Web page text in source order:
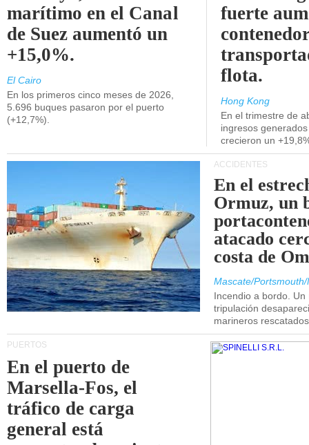
marítimo en el Canal
de Suez aumentó un
+15,0%.
El Cairo
En los primeros cinco meses de 2026,
5.696 buques pasaron por el puerto
(+12,7%).
fuerte
flota.
Hong Kong
En el trimestre de
ingresos
crecieron un
ACCIDENTES
En el
Ormuz, un
atacado
costa de
Mascate/
Incendio a bordo.
tripulación
marineros
PUERTOS
En el puerto de
Marsella-Fos, el
tráfico de carga
general está